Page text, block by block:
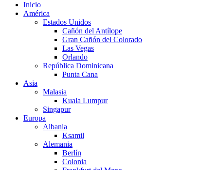
Inicio
América
Estados Unidos
Cañón del Antílope
Gran Cañón del Colorado
Las Vegas
Orlando
República Dominicana
Punta Cana
Asia
Malasia
Kuala Lumpur
Singapur
Europa
Albania
Ksamil
Alemania
Berlín
Colonia